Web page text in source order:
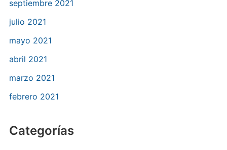
septiembre 2021
julio 2021
mayo 2021
abril 2021
marzo 2021
febrero 2021
Categorías